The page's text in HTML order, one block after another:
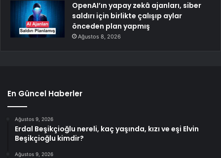
OpenAI’ın yapay zekâ ajanları, siber
saldırı için birlikte çalışıp aylar
önceden plan yapmış
Ağustos 8, 2026
En Güncel Haberler
Ağustos 9, 2026
Erdal Beşikçioğlu nereli, kaç yaşında, kızı ve eşi Elvin
Beşikçioğlu kimdir?
Ağustos 9, 2026